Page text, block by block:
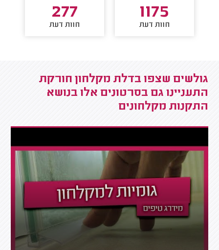
1175
חוות דעת
277
חוות דעת
גולשים שצפו בדלת מקלחון חורקת
התעניינו גם בסרטונים אלו בנושא
התקנות מקלחונים